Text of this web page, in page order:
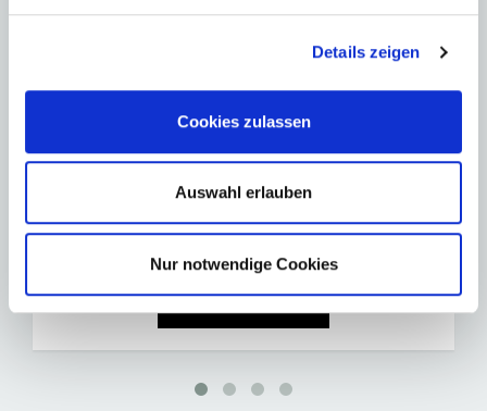
Details zeigen
Cookies zulassen
Auswahl erlauben
Nur notwendige Cookies
Aktuelle Angebote
Fairmont Banff Springs *****
9 Tage Skireise
Pro Personab € 2.639,-
ZUM ANGEBOT